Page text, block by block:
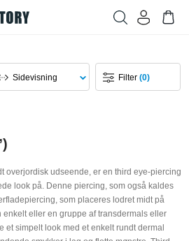
Sidevisning Filter(0)
overjordisk udseende, er en third eye-piercing
look på. Denne piercing, som også kaldes
som placeres lodret midt på
eller en gruppe af transdermals eller
et simpelt look med et enkelt rundt dermal